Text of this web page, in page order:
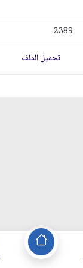
2389
تحميل الملف